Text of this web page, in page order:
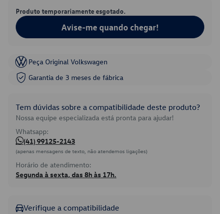
Produto temporariamente esgotado.
Avise-me quando chegar!
Peça Original Volkswagen
Garantia de 3 meses de fábrica
Tem dúvidas sobre a compatibilidade deste produto?
Nossa equipe especializada está pronta para ajudar!
Whatsapp:
(41) 99125-2143
(apenas mensagens de texto, não atendemos ligações)
Horário de atendimento:
Segunda à sexta, das 8h às 17h.
Verifique a compatibilidade